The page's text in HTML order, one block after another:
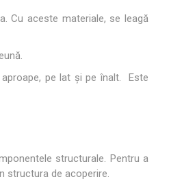
Cu aceste materiale, se leagă
pe lat și pe înalt. Este
structurale. Pentru a
structura de acoperire.